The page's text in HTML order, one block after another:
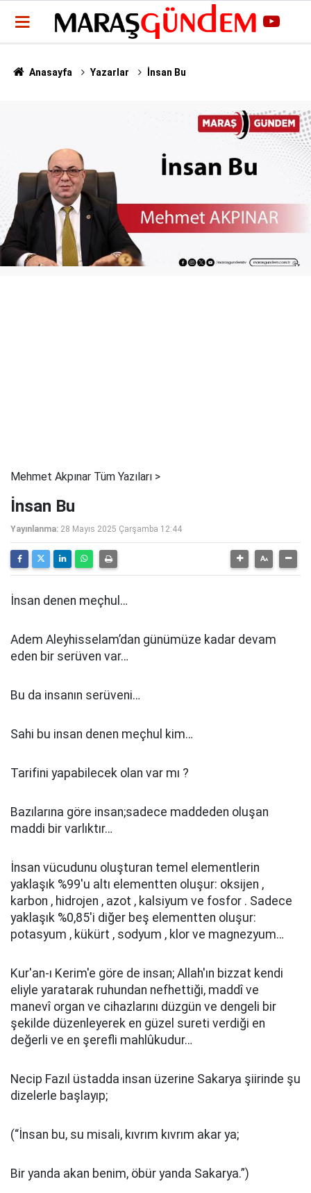
Anasayfa Yazarlar İnsan Bu
Mehmet Akpınar Tüm Yazıları >
İnsan Bu
Yayınlanma: 28 Mayıs 2025 Çarşamba 12:44
İnsan denen meçhul…
Adem Aleyhisselam’dan günümüze kadar devam
eden bir serüven var…
Bu da insanın serüveni…
Sahi bu insan denen meçhul kim…
Tarifini yapabilecek olan var mı ?
Bazılarına göre insan;sadece maddeden oluşan
maddi bir varlıktır…
İnsan vücudunu oluşturan temel elementlerin
yaklaşık %99'u altı elementten oluşur: oksijen ,
karbon , hidrojen , azot , kalsiyum ve fosfor . Sadece
yaklaşık %0,85'i diğer beş elementten oluşur:
potasyum , kükürt , sodyum , klor ve magnezyum…
Kur'an-ı Kerim'e göre de insan; Allah'ın bizzat kendi
eliyle yaratarak ruhundan nefhettiği, maddî ve
manevî organ ve cihazlarını düzgün ve dengeli bir
şekilde düzenleyerek en güzel sureti verdiği en
değerli ve en şerefli mahlûkudur…
Necip Fazıl üstadda insan üzerine Sakarya şiirinde şu
dizelerle başlayıp;
(“İnsan bu, su misali, kıvrım kıvrım akar ya;
Bir yanda akan benim, öbür yanda Sakarya.”)